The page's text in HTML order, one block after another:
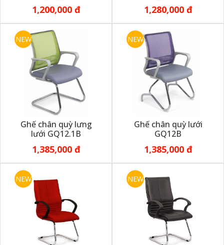
1,200,000 đ 1,280,000 đ
NEW
Ghế chân quỳ lưng
lưới GQ12.1B
1,385,000 đ
NEW
Ghế chân quỳ lưới
GQ12B
1,385,000 đ
NEW NEW